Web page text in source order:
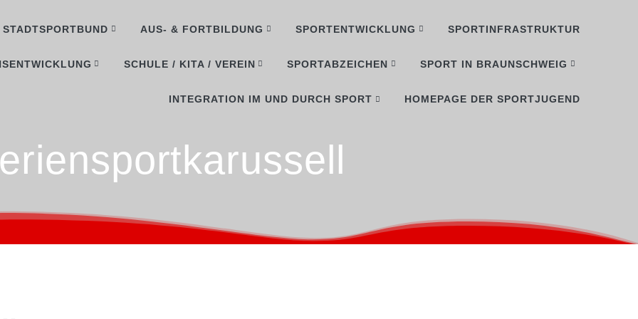
STADTSPORTBUND AUS- & FORTBILDUNG SPORTENTWICKLUNG SPORTINFRASTRUKTUR
SCHULE / KITA / VEREIN SPORTABZEICHEN SPORT IN BRAUNSCHWEIG
INTEGRATION IM UND DURCH SPORT HOMEPAGE DER SPORTJUGEND